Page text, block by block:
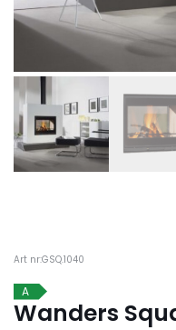
Art nr:GSQ.1040
A
Wanders